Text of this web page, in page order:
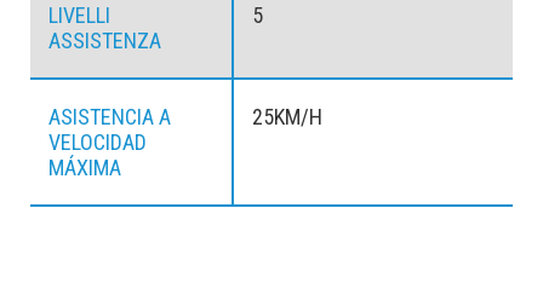
LIVELLI
ASSISTENZA
5
ASISTENCIA A
VELOCIDAD
MÁXIMA
25KM/H